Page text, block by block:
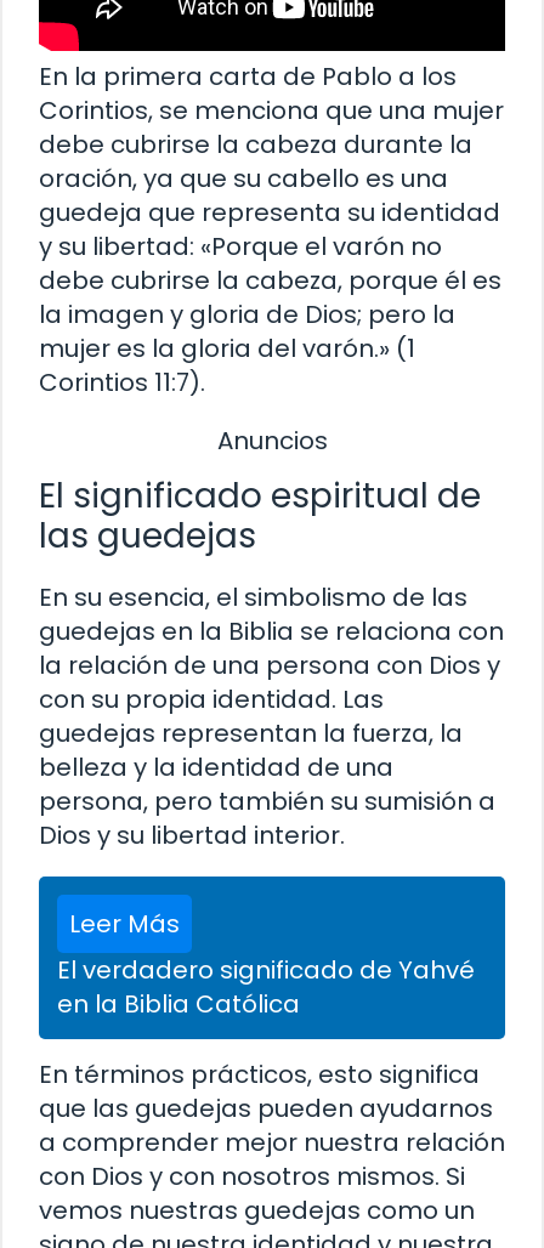
En la primera carta de Pablo a los
Corintios, se menciona que una mujer
debe cubrirse la cabeza durante la
oración, ya que su cabello es una
guedeja que representa su identidad
y su libertad: «Porque el varón no
debe cubrirse la cabeza, porque él es
la imagen y gloria de Dios; pero la
mujer es la gloria del varón.» (1
Corintios 11:7).
Anuncios
El significado espiritual de
las guedejas
En su esencia, el simbolismo de las
guedejas en la Biblia se relaciona con
la relación de una persona con Dios y
con su propia identidad. Las
guedejas representan la fuerza, la
belleza y la identidad de una
persona, pero también su sumisión a
Dios y su libertad interior.
Leer Más
El verdadero significado de Yahvé
en la Biblia Católica
En términos prácticos, esto significa
que las guedejas pueden ayudarnos
a comprender mejor nuestra relación
con Dios y con nosotros mismos. Si
vemos nuestras guedejas como un